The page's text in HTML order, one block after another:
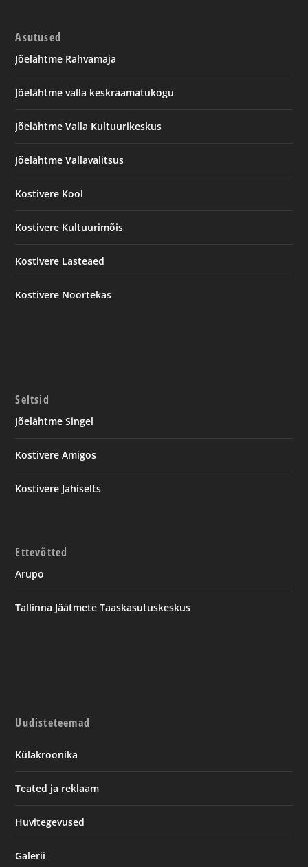
Asutused
Jõelähtme Rahvamaja
Jõelähtme valla keskraamatukogu
Jõelähtme Valla Kultuurikeskus
Jõelähtme Vallavalitsus
Kostivere Kool
Kostivere Kultuurimõis
Kostivere Lasteaed
Kostivere Noortekas
Seltsid
Jõelähtme Singel
Kostivere Amigos
Kostivere Jahiselts
Ettevõtted
Arupo
Tallinna Jäätmete Taaskasutuskeskus
Uudisteteemad
Külakroonika
Teated ja reklaam
Huvitegevused
Galerii